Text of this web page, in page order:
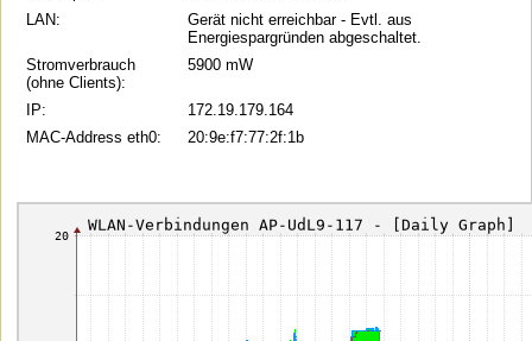
LAN:
Gerät nicht erreichbar - Evtl. aus
Energiespargründen abgeschaltet.
Stromverbrauch
(ohne Clients):
5900 mW
IP:
172.19.179.164
MAC-Address eth0:
20:9e:f7:77:2f:1b